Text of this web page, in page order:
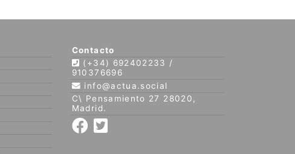
Contacto
(+34) 692402233 /
910376696
info@actua.social
C\ Pensamiento 27 28020,
Madrid.